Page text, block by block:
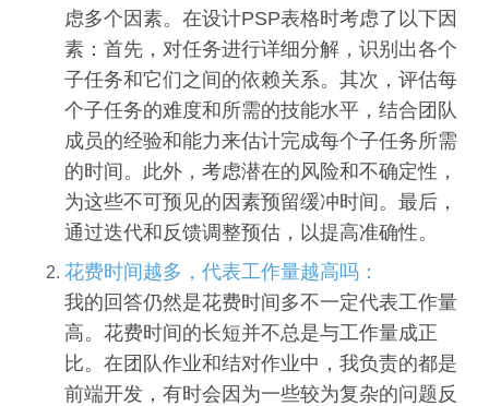
虑多个因素。在设计PSP表格时考虑了以下因
素：首先，对任务进行详细分解，识别出各个
子任务和它们之间的依赖关系。其次，评估每
个子任务的难度和所需的技能水平，结合团队
成员的经验和能力来估计完成每个子任务所需
的时间。此外，考虑潜在的风险和不确定性，
为这些不可预见的因素预留缓冲时间。最后，
通过迭代和反馈调整预估，以提高准确性。
花费时间越多，代表工作量越高吗：
我的回答仍然是花费时间多不一定代表工作量
高。花费时间的长短并不总是与工作量成正
比。在团队作业和结对作业中，我负责的都是
前端开发，有时会因为一些较为复杂的问题反